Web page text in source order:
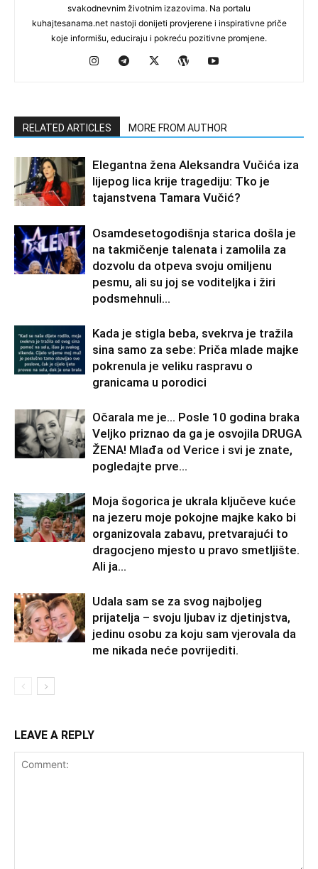
svakodnevnim životnim izazovima. Na portalu
kuhajtesanama.net nastoji donijeti provjerene i inspirativne priče
koje informišu, educiraju i pokreću pozitivne promjene.
RELATED ARTICLES MORE FROM AUTHOR
Elegantna žena Aleksandra Vučića iza
lijepog lica krije tragediju: Tko je
tajanstvena Tamara Vučić?
Osamdesetogodišnja starica došla je
na takmičenje talenata i zamolila za
dozvolu da otpeva svoju omiljenu
pesmu, ali su joj se voditeljka i žiri
podsmehnuli...
Kada je stigla beba, svekrva je tražila
sina samo za sebe: Priča mlade majke
pokrenula je veliku raspravu o
granicama u porodici
Očarala me je… Posle 10 godina braka
Veljko priznao da ga je osvojila DRUGA
ŽENA! Mlađa od Verice i svi je znate,
pogledajte prve...
Moja šogorica je ukrala ključeve kuće
na jezeru moje pokojne majke kako bi
organizovala zabavu, pretvarajući to
dragocjeno mjesto u pravo smetljište.
Ali ja...
Udala sam se za svog najboljeg
prijatelja – svoju ljubav iz djetinjstva,
jedinu osobu za koju sam vjerovala da
me nikada neće povrijediti.
LEAVE A REPLY